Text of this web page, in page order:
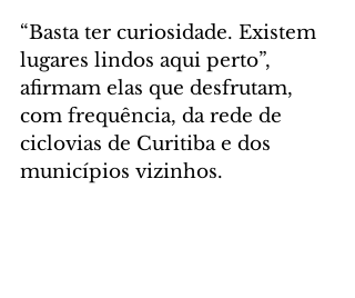
“Basta ter curiosidade. Existem
lugares lindos aqui perto”,
afirmam elas que desfrutam,
com frequência, da rede de
ciclovias de Curitiba e dos
municípios vizinhos.